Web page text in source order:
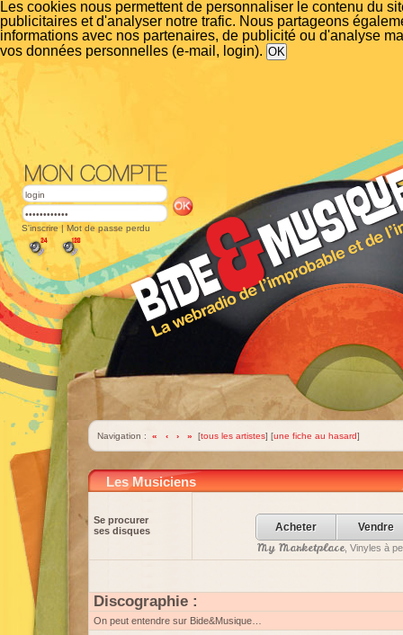
Les cookies nous permettent de personnaliser le contenu du
publicitaires et d'analyser notre trafic. Nous partageons
informations avec nos partenaires, de publicité ou d'analyse
vos données personnelles (e-mail, login).
S'inscrire | Mot de passe perdu
Navigation : « ‹ › » [tous les artistes] [une fiche au hasard]
Les Musiciens
Se procurer
ses disques
Acheter Vendre
My Marketplace, Vinyles à
Discographie :
On peut entendre sur Bide&Musique…